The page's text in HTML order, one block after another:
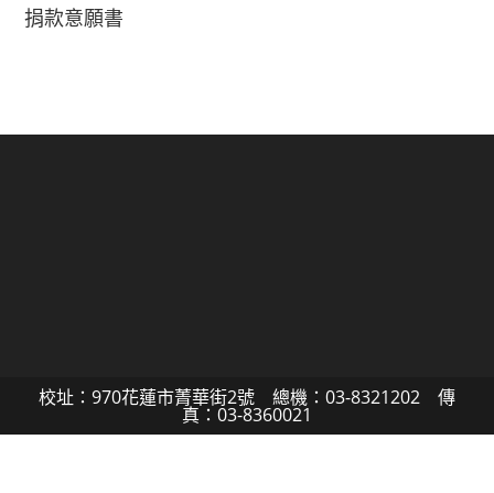
捐款意願書
校址：970花蓮市菁華街2號 總機：03-8321202 傳
真：03-8360021